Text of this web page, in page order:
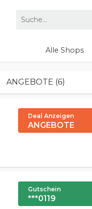
Alle Shops
ANGEBOTE (6)
Deal Anzeigen
ANGEBOTE
Gutschein
***0119